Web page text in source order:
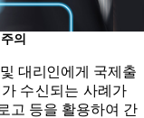
의
대리인에게 국제출
수신되는 사례가
고 등을 활용하여 간